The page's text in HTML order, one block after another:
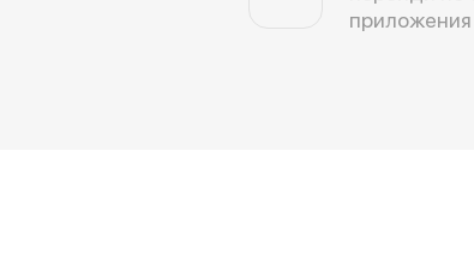
приложения